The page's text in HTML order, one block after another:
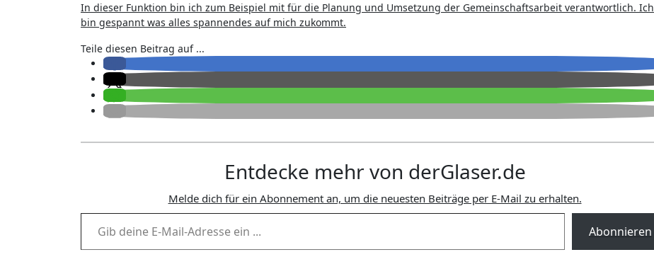
In dieser Funktion bin ich zum Beispiel mit für die Planung und Umsetzung der Gemeinschaftsarbeit verantwortlich. Ich
bin gespannt was alles spannendes auf mich zukommt.
Teile diesen Beitrag auf ...
Entdecke mehr von derGlaser.de
Melde dich für ein Abonnement an, um die neuesten Beiträge per E-Mail zu erhalten.
Gib deine E-Mail-Adresse ein ...
Abonnieren